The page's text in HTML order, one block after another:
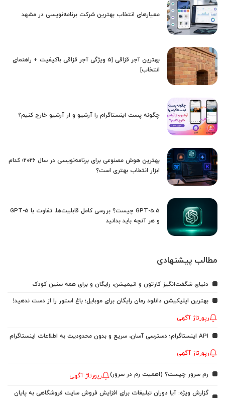
معیارهای انتخاب بهترین شرکت برنامه‌نویسی در مشهد
بهترین آجر قزاقی [5 ویژگی آجر قزاقی باکیفیت + راهنمای
انتخاب]
چگونه پست اینستاگرام را آرشیو و از آرشیو خارج کنیم؟
بهترین هوش مصنوعی برای برنامه‌نویسی در سال ۲۰۲۶؛ کدام
ابزار انتخاب بهتری است؟
GPT-5.5 چیست؟ بررسی کامل قابلیت‌ها، تفاوت با GPT-5
و هر آنچه باید بدانید
مطالب پیشنهادی
دنیای شگفت‌انگیز کارتون و انیمیشن، رایگان و برای همه سنین کودک
بهترین اپلیکیشن دانلود رمان رایگان برای موبایل؛ باغ استور را از دست ندهید!
رپورتاژ آگهی
API اینستاگرام؛ دسترسی آسان، سریع و بدون محدودیت به اطلاعات اینستاگرام
رپورتاژ آگهی
رم سرور چیست؟ (اهمیت رم در سرور) رپورتاژ آگهی
گزارش ویژه: آیا دوران تبلیغات برای افزایش فروش سایت فروشگاهی به پایان